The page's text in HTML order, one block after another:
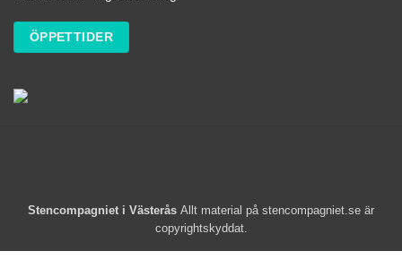
ÖPPETTIDER
Stencompagniet i Västerås Allt material på stencompagniet.se är
copyrightskyddat.